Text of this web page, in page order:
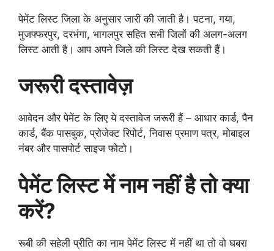
पेमेंट लिस्ट जिला के अनुसार जारी की जाती है। पटना, गया,
मुजफ्फरपुर, दरभंगा, भागलपुर सहित सभी जिलों की अलग-अलग
लिस्ट आती है। आप अपने जिले की लिस्ट देख सकती हैं।
जरूरी दस्तावेज़
आवेदन और पेमेंट के लिए ये दस्तावेज जरूरी हैं – आधार कार्ड, पैन
कार्ड, बैंक पासबुक, प्रोजेक्ट रिपोर्ट, निवास प्रमाण पत्र, मोबाइल
नंबर और पासपोर्ट साइज फोटो।
पेमेंट लिस्ट में नाम नहीं है तो क्या
करें?
रूबी की सहेली प्रीति का नाम पेमेंट लिस्ट में नहीं था तो वो घबरा